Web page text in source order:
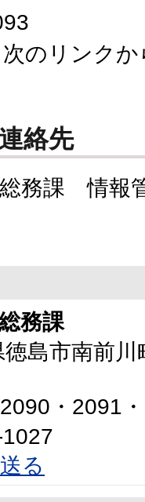
のリンクか
絡先
務課 情報
務課
島市南前川
・2091
る